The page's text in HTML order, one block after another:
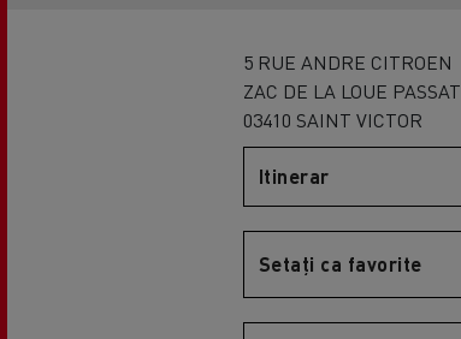
5 RUE ANDRE CITROEN
ZAC DE LA LOUE PASSAT
03410 SAINT VICTOR
Itinerar
Setați ca favorite